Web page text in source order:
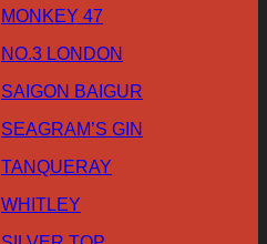
MONKEY 47
NO.3 LONDON
SAIGON BAIGUR
SEAGRAM’S GIN
TANQUERAY
WHITLEY